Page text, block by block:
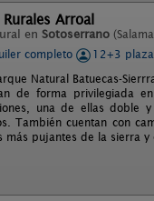
Rurales Arroal
en Sotoserrano
completo
12+3
Natural Batuecas-
de forma privilegiada
una de ellas doble
También cuentan con
más pujantes de la sierra y